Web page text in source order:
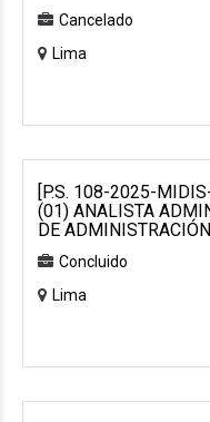
Cancelado
Lima
[P.S. 108-2025-
(01) ANALISTA
DE ADMINISTRACIÓN
Concluido
Lima